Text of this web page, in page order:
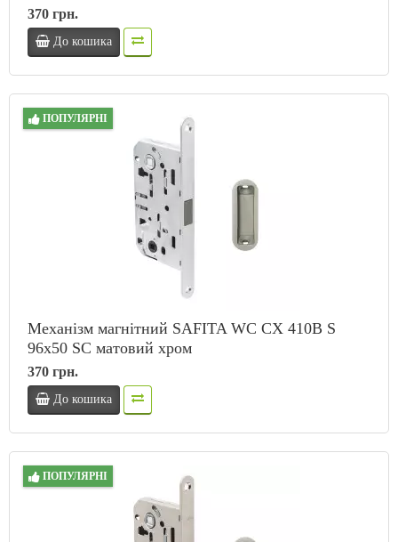
370 грн.
До кошика
ПОПУЛЯРНІ
Механізм магнітний SAFITA WC CX 410B S
96x50 SC матовий хром
370 грн.
До кошика
ПОПУЛЯРНІ